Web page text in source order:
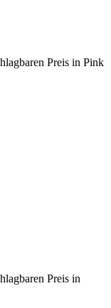
Preis in Pink
Preis in